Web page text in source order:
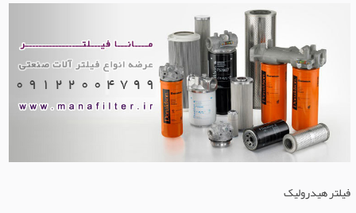
فیلتر هیدرولیک